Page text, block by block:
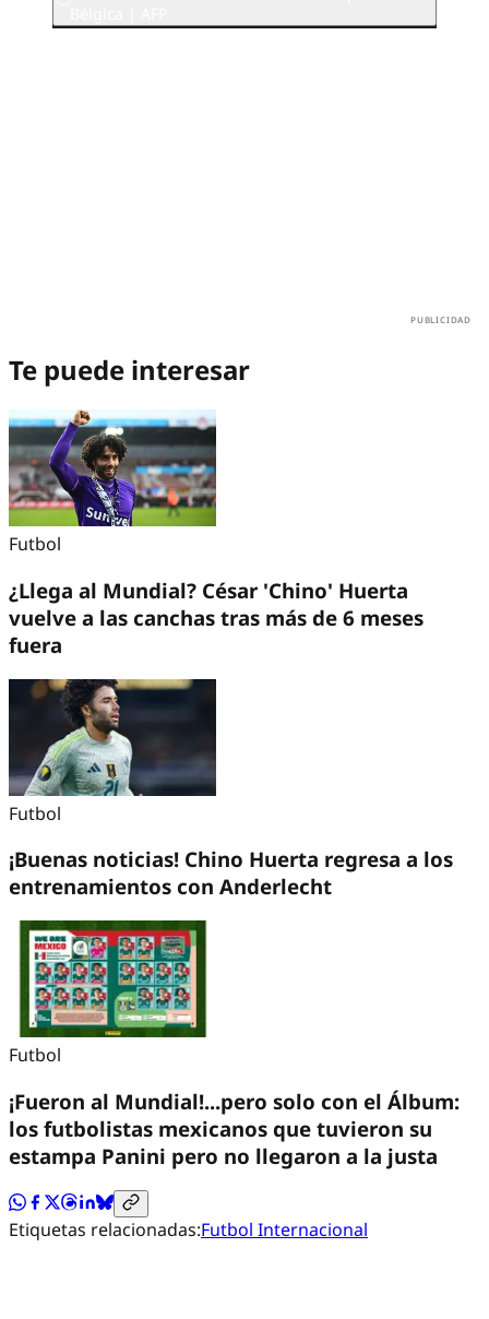
Te puede interesar
Futbol
¿Llega al Mundial? César 'Chino' Huerta
vuelve a las canchas tras más de 6 meses
fuera
Futbol
¡Buenas noticias! Chino Huerta regresa a los
entrenamientos con Anderlecht
Futbol
¡Fueron al Mundial!...pero solo con el Álbum:
los futbolistas mexicanos que tuvieron su
estampa Panini pero no llegaron a la justa
Etiquetas relacionadas:Futbol Internacional